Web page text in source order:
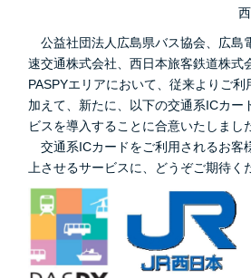
公益社団法人広島県バス協会、広島
速交通株式会社、西日本旅客鉄道株式
PASPYエリアにおいて、従来よりご利
加えて、新たに、以下の交通系ICカー
ビスを導入することに合意いたしまし
交通系ICカードをご利用されるお客
上させるサービスに、どうぞご期待く